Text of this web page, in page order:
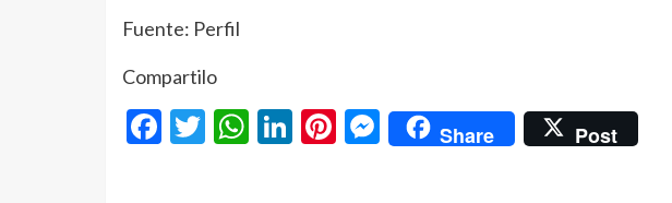
Fuente: Perfil
Compartilo
Facebook
Twitter
WhatsApp
LinkedIn
Pinterest
Messenger
Share Post